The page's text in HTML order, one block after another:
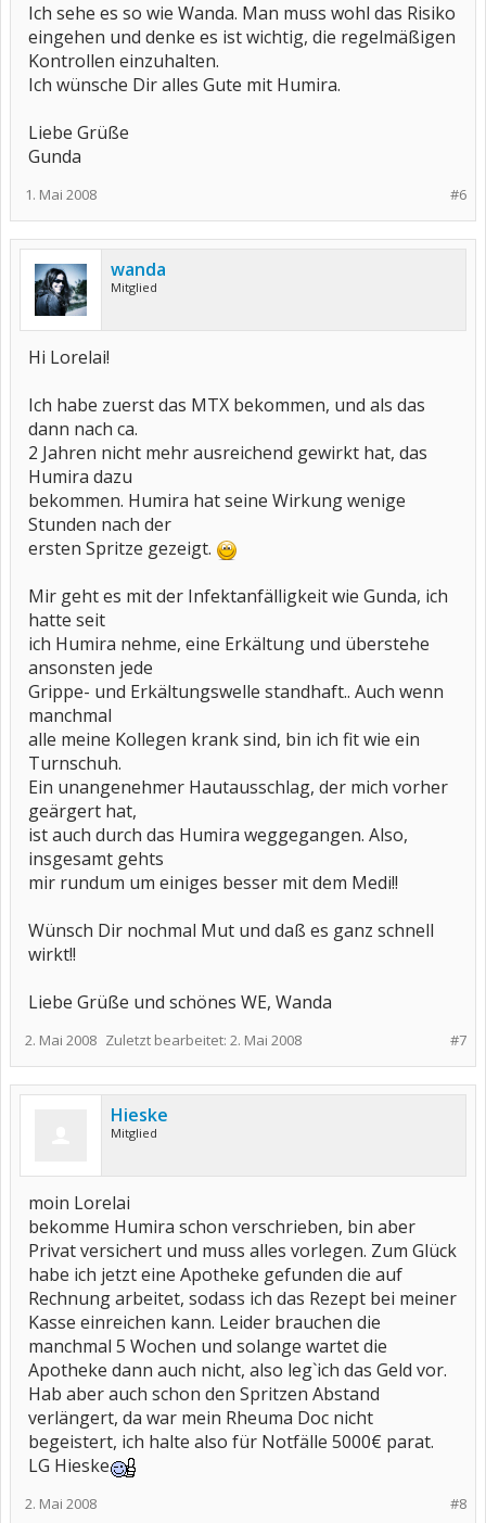
Ich sehe es so wie Wanda. Man muss wohl das Risiko
eingehen und denke es ist wichtig, die regelmäßigen
Kontrollen einzuhalten.
Ich wünsche Dir alles Gute mit Humira.
Liebe Grüße
Gunda
#6
1. Mai 2008
wanda
Mitglied
Hi Lorelai!
Ich habe zuerst das MTX bekommen, und als das
dann nach ca.
2 Jahren nicht mehr ausreichend gewirkt hat, das
Humira dazu
bekommen. Humira hat seine Wirkung wenige
Stunden nach der
ersten Spritze gezeigt.
Mir geht es mit der Infektanfälligkeit wie Gunda, ich
hatte seit
ich Humira nehme, eine Erkältung und überstehe
ansonsten jede
Grippe- und Erkältungswelle standhaft.. Auch wenn
manchmal
alle meine Kollegen krank sind, bin ich fit wie ein
Turnschuh.
Ein unangenehmer Hautausschlag, der mich vorher
geärgert hat,
ist auch durch das Humira weggegangen. Also,
insgesamt gehts
mir rundum um einiges besser mit dem Medi!!
Wünsch Dir nochmal Mut und daß es ganz schnell
wirkt!!
Liebe Grüße und schönes WE, Wanda
#7
2. Mai 2008 Zuletzt bearbeitet: 2. Mai 2008
Hieske
Mitglied
moin Lorelai
bekomme Humira schon verschrieben, bin aber
Privat versichert und muss alles vorlegen. Zum Glück
habe ich jetzt eine Apotheke gefunden die auf
Rechnung arbeitet, sodass ich das Rezept bei meiner
Kasse einreichen kann. Leider brauchen die
manchmal 5 Wochen und solange wartet die
Apotheke dann auch nicht, also leg`ich das Geld vor.
Hab aber auch schon den Spritzen Abstand
verlängert, da war mein Rheuma Doc nicht
begeistert, ich halte also für Notfälle 5000€ parat.
LG Hieske
#8
2. Mai 2008